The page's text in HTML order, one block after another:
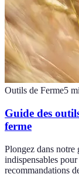
Outils de Ferme5
Guide des
ferme
Plongez dans notre
indispensables
recommandations